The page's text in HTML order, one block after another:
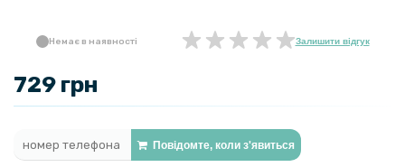
Немає в наявності Залишити відгук
729 грн
Повідомте, коли з'явиться